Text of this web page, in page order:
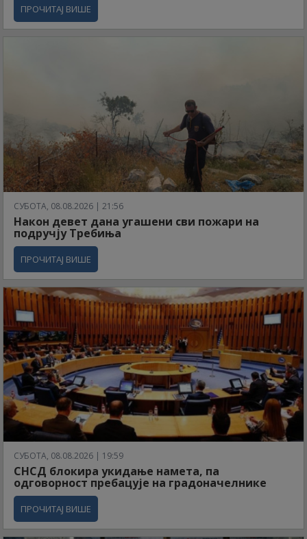
ПРОЧИТАЈ ВИШЕ
СУБОТА, 08.08.2026 | 21:56
Након девет дана угашени сви пожари на
подручју Требиња
ПРОЧИТАЈ ВИШЕ
СУБОТА, 08.08.2026 | 19:59
СНСД блокира укидање намета, па
одговорност пребацује на градоначелнике
ПРОЧИТАЈ ВИШЕ